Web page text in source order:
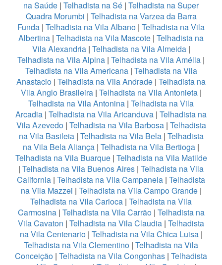
na Saúde | Telhadista na Sé | Telhadista na Super
Quadra Morumbi | Telhadista na Varzea da Barra
Funda | Telhadista na Vila Albano | Telhadista na Vila
Albertina | Telhadista na Vila Mascote | Telhadista na
Vila Alexandria| Telhadista na Vila Almeida |
Telhadista na Vila Alpina | Telhadista na Vila Amélia |
Telhadista na Vila Americana| Telhadista na Vila
Anastacio | Telhadista na Vila Andrade | Telhadista na
Vila Anglo Brasileira| Telhadista na Vila Antonieta|
Telhadista na Vila Antonina | Telhadista na Vila
Arcadia | Telhadista na Vila Aricanduva | Telhadista na
Vila Azevedo| Telhadista na Vila Barbosa| Telhadista
na Vila Basileia| Telhadista na Vila Bela| Telhadista
na Vila Bela Aliança | Telhadista na Vila Bertioga |
Telhadista na Vila Buarque| Telhadista na Vila Matilde
| Telhadista na Vila Buenos Aires | Telhadista na Vila
California | Telhadista na Vila Campanela | Telhadista
na Vila Mazzei | Telhadista na Vila Campo Grande|
Telhadista na Vila Carioca | Telhadista na Vila
Carmosina| Telhadista na Vila Carrão| Telhadista na
Vila Cavaton | Telhadista na Vila Claudia | Telhadista
na Vila Centenario| Telhadista na Vila Chica Luisa |
Telhadista na Vila Clementino | Telhadista na Vila
Conceição | Telhadista na Vila Congonhas | Telhadista